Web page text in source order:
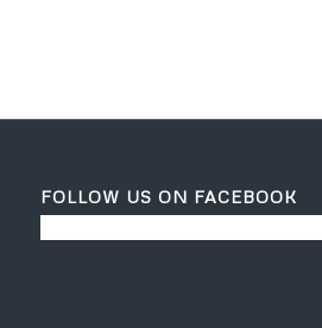
FOLLOW US ON FACEBOOK